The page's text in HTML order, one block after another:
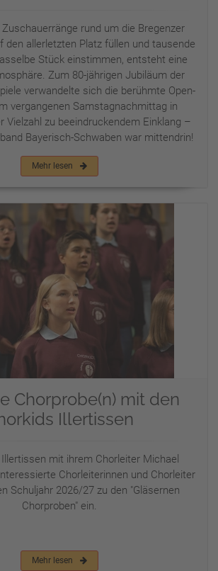
rund um die Bregenzer
den allerletzten Platz füllen und tausende
Stück einstimmen, entsteht eine
Zum 80-jährigen Jubiläum der
verwandelte sich die berühmte Open-
vergangenen Samstagnachmittag in
Vielzahl zu beeindruckendem Einklang –
Bayerisch-Schwaben war mittendrin!
Mehr lesen
Chorprobe(n) mit den
Illertissen
mit ihrem Chorleiter Michael
Chorleiterinnen und Chorleiter
Schuljahr 2026/27 zu den "Gläsernen
Chorproben" ein.
Mehr lesen